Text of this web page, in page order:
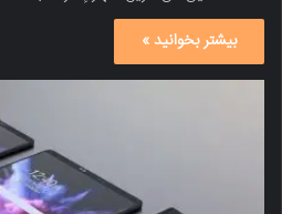
بیشتر بخوانید »